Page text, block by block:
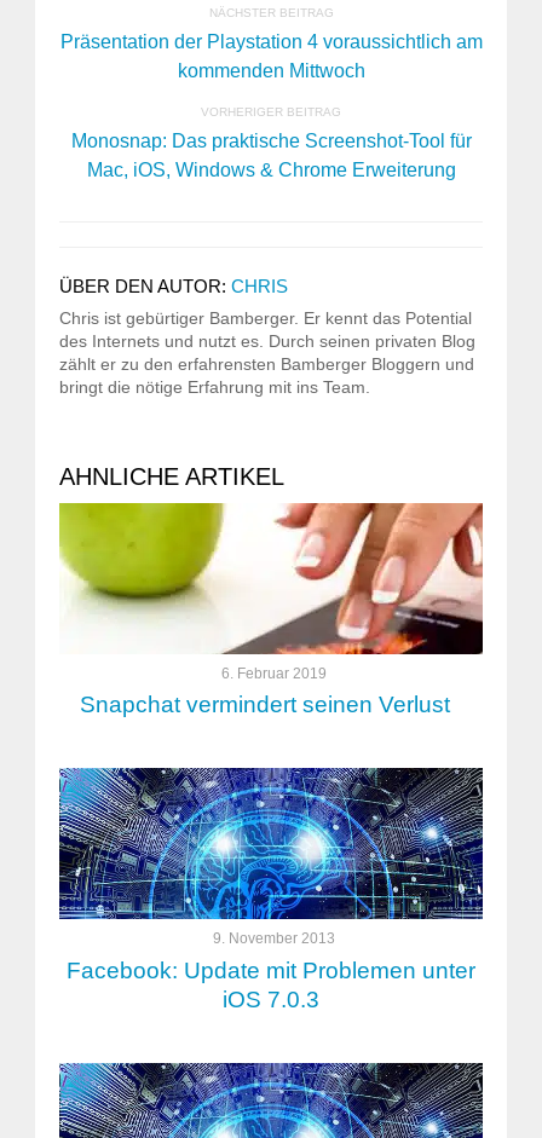
NÄCHSTER BEITRAG
Präsentation der Playstation 4 voraussichtlich am
kommenden Mittwoch
VORHERIGER BEITRAG
Monosnap: Das praktische Screenshot-Tool für
Mac, iOS, Windows & Chrome Erweiterung
ÜBER DEN AUTOR: CHRIS
Chris ist gebürtiger Bamberger. Er kennt das Potential
des Internets und nutzt es. Durch seinen privaten Blog
zählt er zu den erfahrensten Bamberger Bloggern und
bringt die nötige Erfahrung mit ins Team.
AHNLICHE ARTIKEL
6. Februar 2019
Snapchat vermindert seinen Verlust
9. November 2013
Facebook: Update mit Problemen unter
iOS 7.0.3